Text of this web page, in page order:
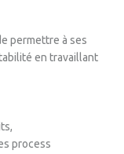
permettre à ses
en travaillant
process